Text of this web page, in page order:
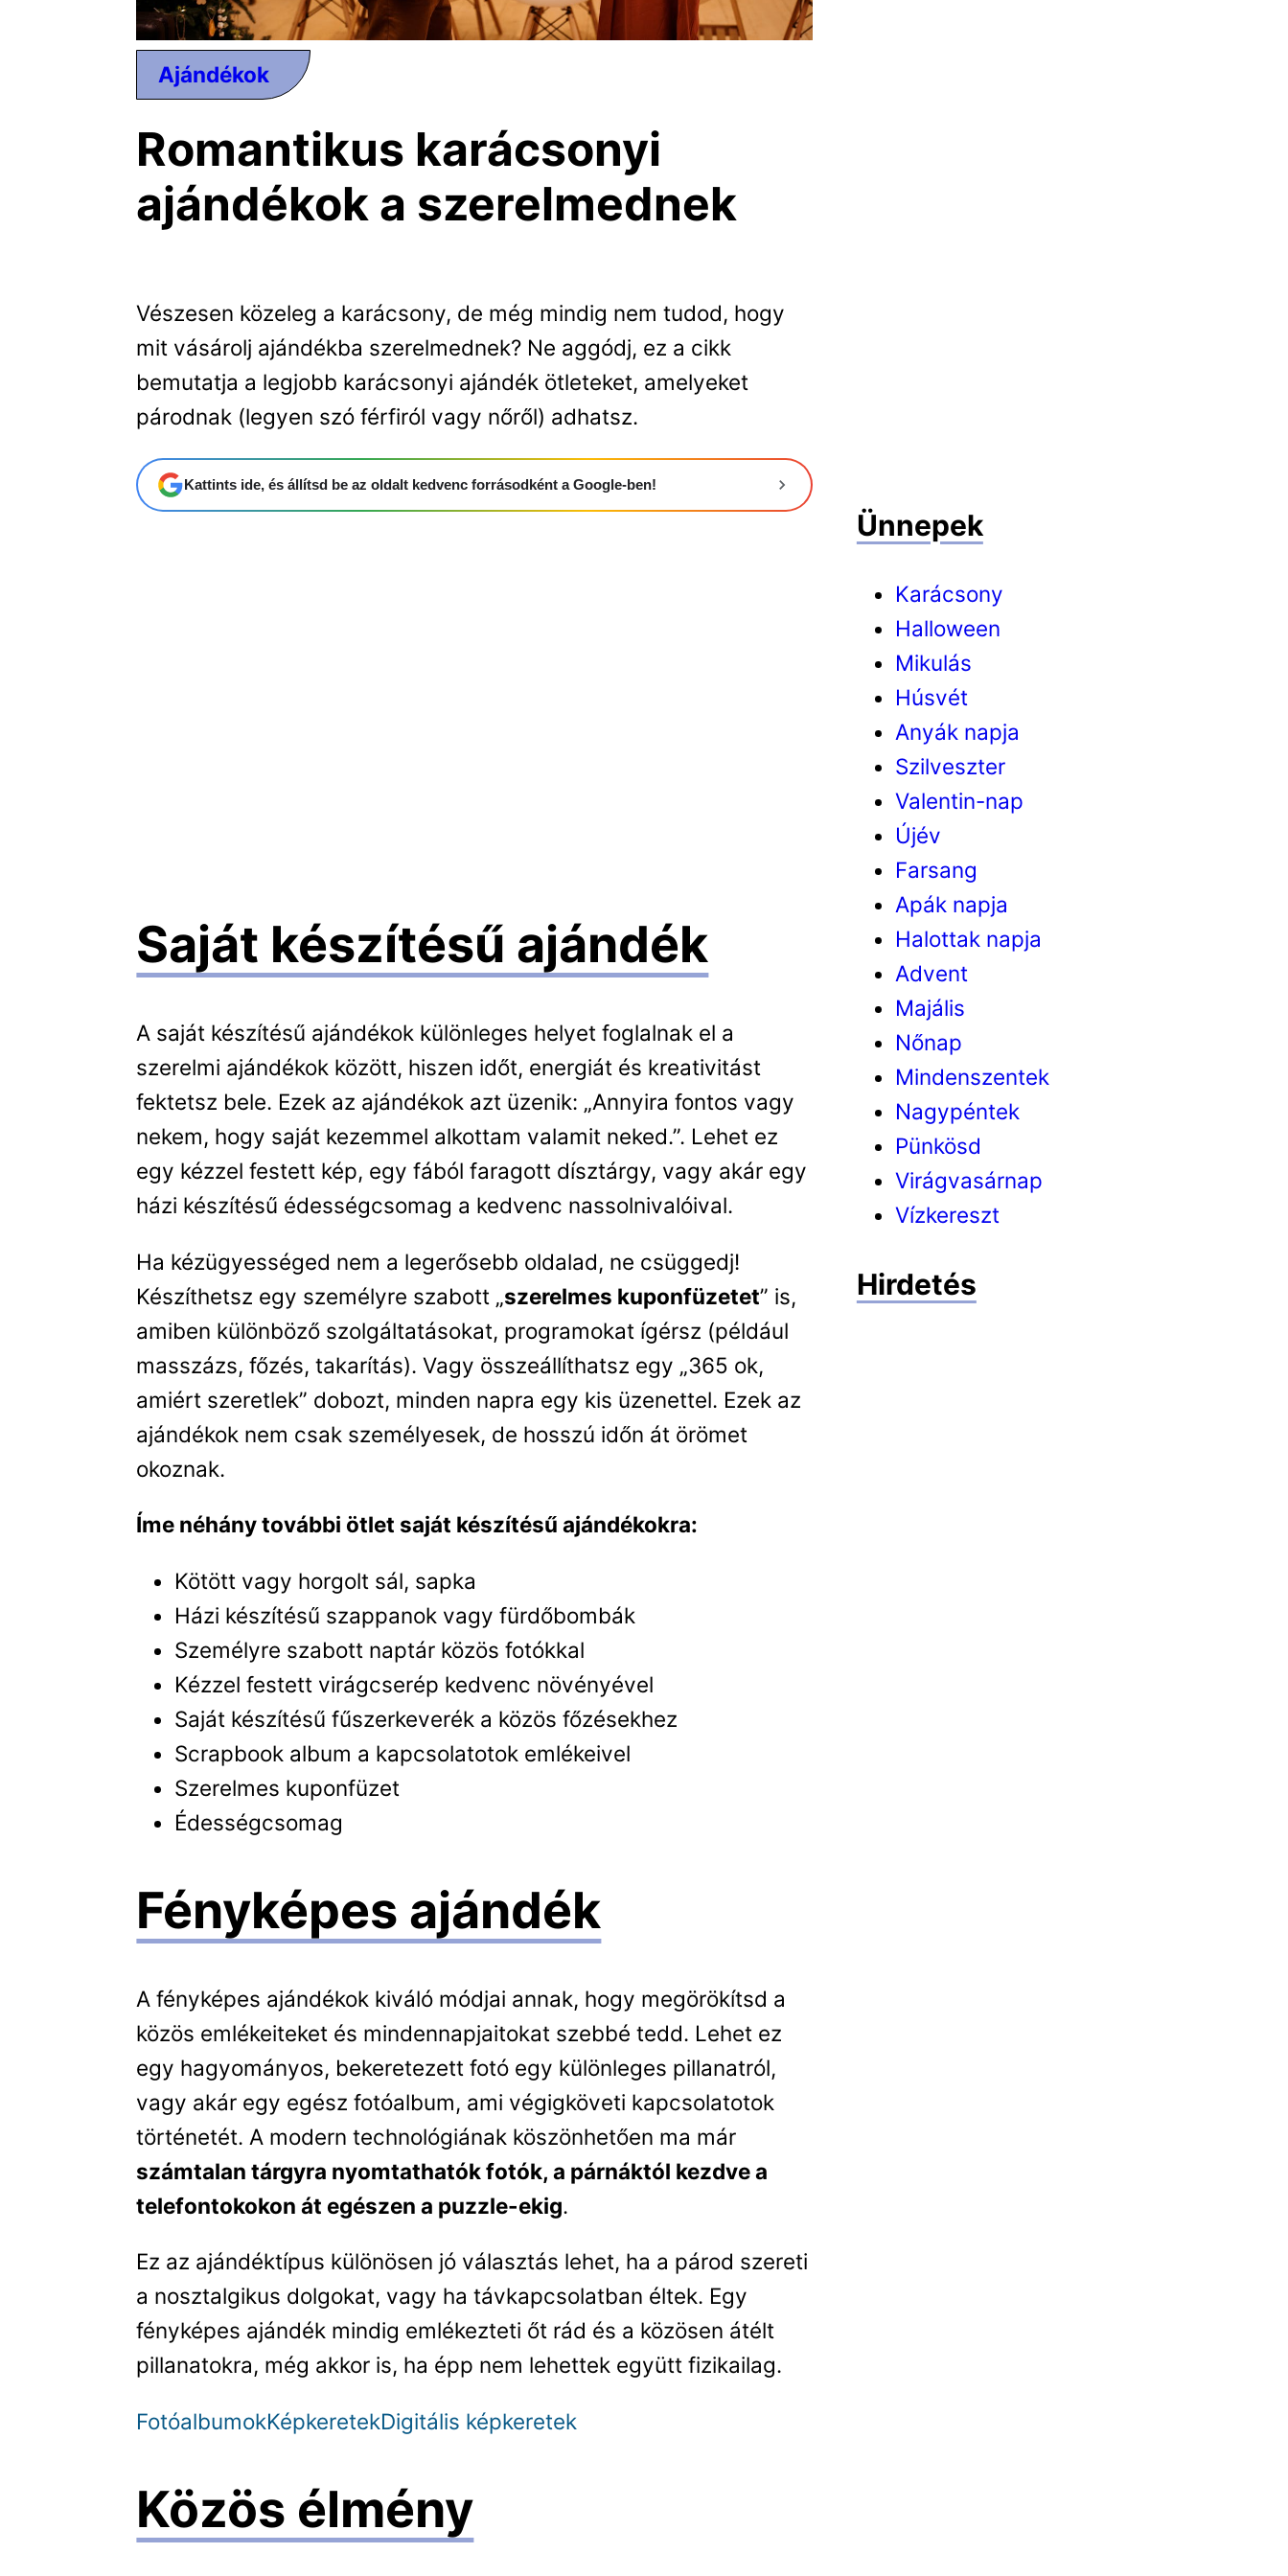
Ajándékok
Romantikus karácsonyi
ajándékok a szerelmednek
Vészesen közeleg a karácsony, de még mindig nem tudod, hogy
mit vásárolj ajándékba szerelmednek? Ne aggódj, ez a cikk
bemutatja a legjobb karácsonyi ajándék ötleteket, amelyeket
párodnak (legyen szó férfiról vagy nőről) adhatsz.
Kattints ide, és állítsd be az oldalt kedvenc forrásodként a Google-ben!
Saját készítésű ajándék
A saját készítésű ajándékok különleges helyet foglalnak el a
szerelmi ajándékok között, hiszen időt, energiát és kreativitást
fektetsz bele. Ezek az ajándékok azt üzenik: „Annyira fontos vagy
nekem, hogy saját kezemmel alkottam valamit neked.”. Lehet ez
egy kézzel festett kép, egy fából faragott dísztárgy, vagy akár egy
házi készítésű édességcsomag a kedvenc nassolnivalóival.
Ha kézügyességed nem a legerősebb oldalad, ne csüggedj!
Készíthetsz egy személyre szabott „szerelmes kuponfüzetet” is,
amiben különböző szolgáltatásokat, programokat ígérsz (például
masszázs, főzés, takarítás). Vagy összeállíthatsz egy „365 ok,
amiért szeretlek” dobozt, minden napra egy kis üzenettel. Ezek az
ajándékok nem csak személyesek, de hosszú időn át örömet
okoznak.
Íme néhány további ötlet saját készítésű ajándékokra:
Kötött vagy horgolt sál, sapka
Házi készítésű szappanok vagy fürdőbombák
Személyre szabott naptár közös fotókkal
Kézzel festett virágcserép kedvenc növényével
Saját készítésű fűszerkeverék a közös főzésekhez
Scrapbook album a kapcsolatotok emlékeivel
Szerelmes kuponfüzet
Édességcsomag
Fényképes ajándék
A fényképes ajándékok kiváló módjai annak, hogy megörökítsd a
közös emlékeiteket és mindennapjaitokat szebbé tedd. Lehet ez
egy hagyományos, bekeretezett fotó egy különleges pillanatról,
vagy akár egy egész fotóalbum, ami végigköveti kapcsolatotok
történetét. A modern technológiának köszönhetően ma már
számtalan tárgyra nyomtathatók fotók, a párnáktól kezdve a
telefontokokon át egészen a puzzle-ekig.
Ez az ajándéktípus különösen jó választás lehet, ha a párod szereti
a nosztalgikus dolgokat, vagy ha távkapcsolatban éltek. Egy
fényképes ajándék mindig emlékezteti őt rád és a közösen átélt
pillanatokra, még akkor is, ha épp nem lehettek együtt fizikailag.
FotóalbumokKépkeretekDigitális képkeretek
Közös élmény
Ünnepek
Karácsony
Halloween
Mikulás
Húsvét
Anyák napja
Szilveszter
Valentin-nap
Újév
Farsang
Apák napja
Halottak napja
Advent
Majális
Nőnap
Mindenszentek
Nagypéntek
Pünkösd
Virágvasárnap
Vízkereszt
Hirdetés